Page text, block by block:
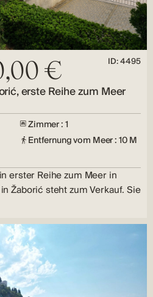
€ ID: 4495
erste Reihe zum Meer
Zimmer : 1
Entfernung vom Meer : 10 M
erster Reihe zum Meer in
Žaborić steht zum Verkauf. Sie